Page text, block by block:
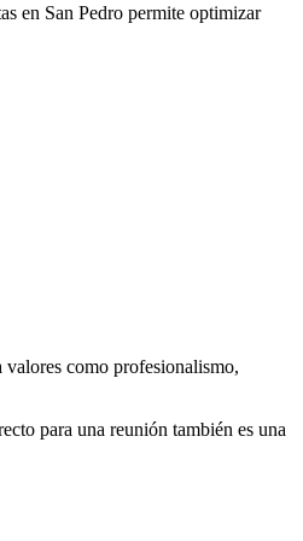
en San Pedro permite optimizar
valores como profesionalismo,
para una reunión también es una